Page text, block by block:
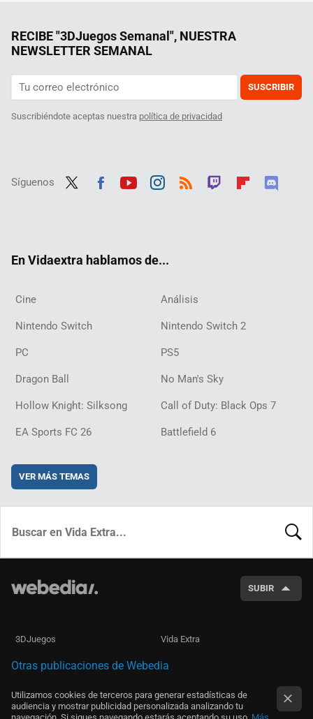
RECIBE "3DJuegos Semanal", NUESTRA
NEWSLETTER SEMANAL
SUSCRIBIR
Suscribiéndote aceptas nuestra política de privacidad
Síguenos
En Vidaextra hablamos de...
Cine Análisis
Nintendo Switch Nintendo Switch 2
PC PS5
Dragon Ball No Man's Sky
Hollow Knight: Silksong Call of Duty: Black Ops 7
EA Sports FC 26 Battlefield 6
VER MÁS TEMAS
SUBIR
3DJuegos Vida Extra
Otras publicaciones de Webedia
Utilizamos cookies de terceros para generar estadísticas de
audiencia y mostrar publicidad personalizada analizando tu